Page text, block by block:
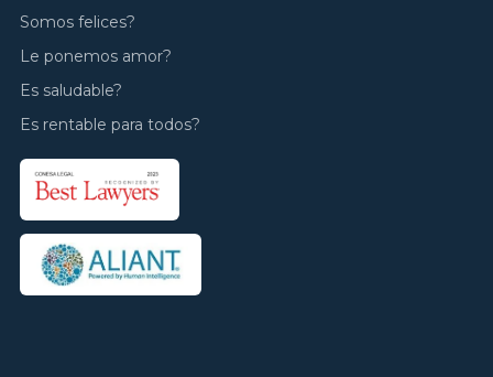
Somos felices?
Le ponemos amor?
Es saludable?
Es rentable para todos?